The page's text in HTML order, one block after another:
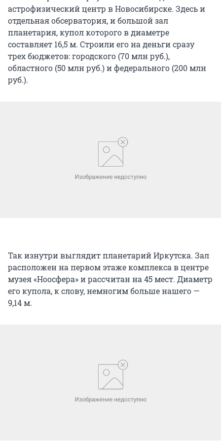
астрофизический центр в Новосибирске. Здесь и
отдельная обсерватория, и большой зал
планетария, купол которого в диаметре
составляет 16,5 м. Строили его на деньги сразу
трех бюджетов: городского (70 млн руб.),
областного (50 млн руб.) и федерального (200 млн
руб.).
Так изнутри выглядит планетарий Иркутска. Зал
расположен на первом этаже комплекса в центре
музея «Ноосфера» и рассчитан на 45 мест. Диаметр
его купола, к слову, немногим больше нашего —
9,14 м.